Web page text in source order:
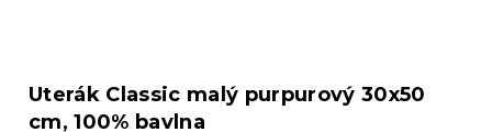
Uterák Classic malý purpurový 30x50
cm, 100% bavlna